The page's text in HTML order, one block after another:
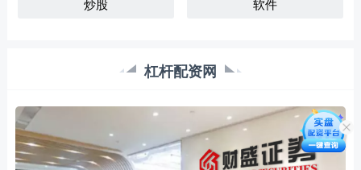
炒股 软件
杠杆配资网